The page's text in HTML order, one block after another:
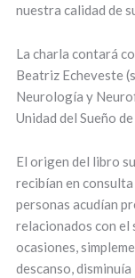
nuestra calidad de
La charla contará
Beatriz Echeveste
Neurología y
Unidad del Sueño
El origen del libro
recibían en
personas acudían
relacionados con el
ocasiones,
descanso,